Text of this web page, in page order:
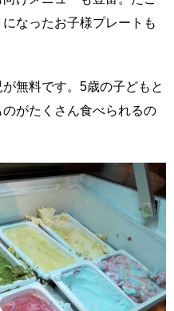
なったお子様プレートも
無料です。5歳の子どもと
がたくさん食べられるの